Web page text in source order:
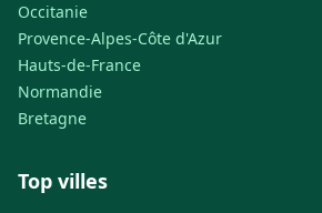
Occitanie
Provence-Alpes-Côte d'Azur
Hauts-de-France
Normandie
Bretagne
Top villes